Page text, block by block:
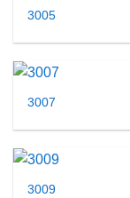
3005
3007
3009